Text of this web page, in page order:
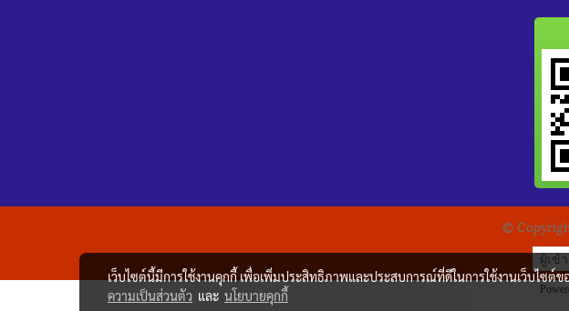
©
ผู้เข้
เว็บไซต์นี้มีการใช้งานคุกกี้ เพื่อเพิ่มประสิทธิภาพและประสบการณ์ที่ดีในการใช้งานเว็บไซต์
ความเป็นส่วนตัว และ นโยบายคุกกี้